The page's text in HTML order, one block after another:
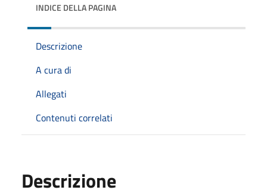
INDICE DELLA PAGINA
Descrizione
A cura di
Allegati
Contenuti correlati
Descrizione